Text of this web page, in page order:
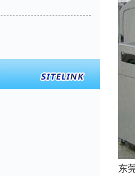
东